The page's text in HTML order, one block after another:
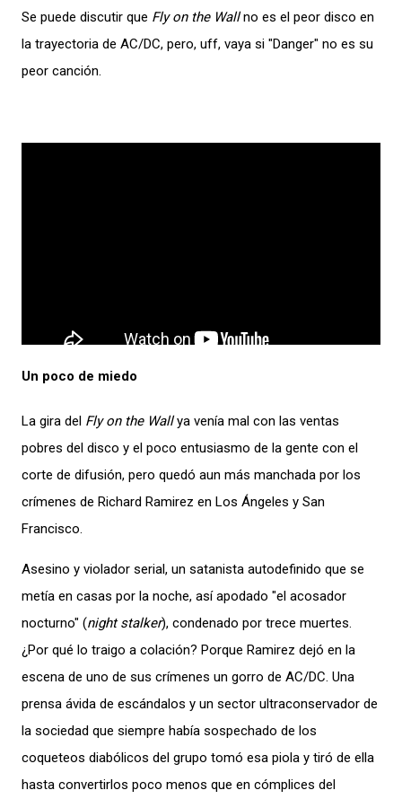
Se puede discutir que Fly on the Wallno es el peor disco en
la trayectoria de AC/DC, pero, uff, vaya si "Danger" no es su
peor canción.
Un poco de miedo
La gira del Fly on the Wallya venía mal con las ventas
pobres del disco y el poco entusiasmo de la gente con el
corte de difusión, pero quedó aun más manchada por los
crímenes de Richard Ramirez en Los Ángeles y San
Francisco.
Asesino y violador serial, un satanista autodefinido que se
metía en casas por la noche, así apodado "el acosador
nocturno" (night stalker), condenado por trece muertes.
¿Por qué lo traigo a colación? Porque Ramirez dejó en la
escena de uno de sus crímenes un gorro de AC/DC. Una
prensa ávida de escándalos y un sector ultraconservador de
la sociedad que siempre había sospechado de los
coqueteos diabólicos del grupo tomó esa piola y tiró de ella
hasta convertirlos poco menos que en cómplices del